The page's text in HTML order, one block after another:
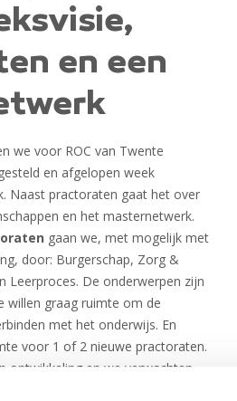
en een
we voor ROC van Twente
en afgelopen week
Naast practoraten gaat het over
en het masternetwerk.
gaan we, met mogelijk met
door: Burgerschap, Zorg &
Leerproces. De onderwerpen zijn
willen graag ruimte om de
met het onderwijs. En
voor 1 of 2 nieuwe practoraten.
ontwikkeling en we verwachten